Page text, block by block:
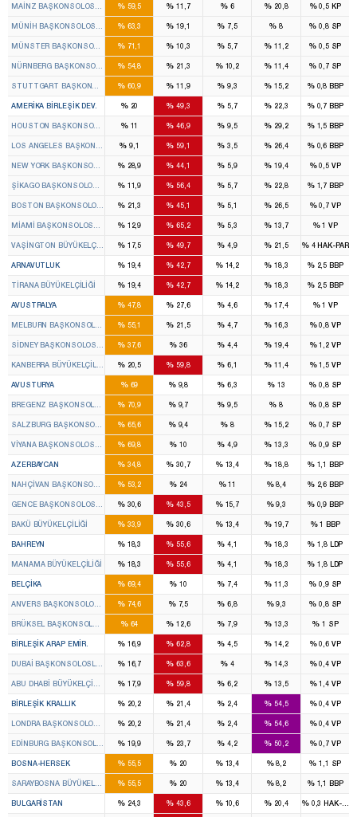
MAINZ BAŞKONSOLOSLUĞU %59,5 % 11,7 %6 % 20,8 %0,5 KP
MÜNIH BAŞKONSOLOSLUĞU %63,3 % 19,1 % 7,5 % 8 % 0,8 SP
MÜNSTER BAŞKONSOLOSLUĞU
%71,1 % 10,3 % 5,7 % 11,2 % 0,5 SP
NÜRNBERG BAŞKONSOLOSLUĞU
%54,8 % 21,3 %10,2 % 11,4 % 0,7 SP
STUTTGART BAŞKONSOLOSLUĞU
%60,9 % 11,9 % 9,3 % 15,2 %0,8 BBP
AMERIKA BIRLEŞIK DEV. %20 % 49,3 % 5,7 % 22,3 %0,7 BBP
HOUSTON BAŞKONSOLOSLUĞU
%11 % 46,9 % 9,5 % 29,2 %1,5 BBP
LOS ANGELES BAŞKONSOLOSLUĞU
% 9,1 % 59,1 % 3,5 % 26,4 %0,6 BBP
NEW YORK BAŞKONSOLOSLUĞU
%28,9 % 44,1 % 5,9 % 19,4 %0,5VP
ŞIKAGO BAŞKONSOLOSLUĞU%11,9 % 56,4 % 5,7 % 22,8 %1,7 BBP
BOSTON BAŞKONSOLOSLUĞU%21,3 % 45,1 % 5,1 % 26,5 %0,7VP
MIAMI BAŞKONSOLOSLUĞU %12,9 % 65,2 % 5,3 % 13,7 %1VP
VAŞINGTON BÜYÜKELÇILIĞI %17,5 % 49,7 % 4,9 % 21,5 %4 HAK-PAR
ARNAVUTLUK %19,4 % 42,7 %14,2 % 18,3 %2,5 BBP
TIRANA BÜYÜKELÇILIĞI %19,4 % 42,7 %14,2 % 18,3 %2,5 BBP
AVUSTRALYA %47,8 % 27,6 % 4,6 % 17,4 %1VP
MELBURN BAŞKONSOLOSLUĞU
%55,1 % 21,5 % 4,7 % 16,3 %0,8VP
SIDNEY BAŞKONSOLOSLUĞU %37,6 % 36 % 4,4 % 19,4 %1,2VP
KANBERRA BÜYÜKELÇILIĞI %20,5 % 59,8 % 6,1 % 11,4 %1,5VP
AVUSTURYA %69 %9,8 % 6,3 %13 % 0,8 SP
BREGENZ BAŞKONSOLOSLUĞU
%70,9 %9,7 % 9,5 % 8 % 0,8 SP
SALZBURG BAŞKONSOLOSLUĞU
%65,6 %9,4 %8 % 15,2 % 0,7 SP
VIYANA BAŞKONSOLOSLUĞU %69,8 % 10 % 4,9 % 13,3 % 0,9 SP
AZERBAYCAN %34,8 % 30,7 %13,4 % 18,8 %1,1 BBP
NAHÇIVAN BAŞKONSOLOSLUĞU
%53,2 % 24 %11 %8,4 %2,6 BBP
GENCE BAŞKONSOLOSLUĞU %30,6 % 43,5 %15,7 %9,3 %0,9 BBP
BAKÜ BÜYÜKELÇILIĞI %33,9 % 30,6 %13,4 % 19,7 %1 BBP
BAHREYN %18,3 % 55,6 % 4,1 % 18,3 % 1,8 LDP
MANAMA BÜYÜKELÇILIĞI %18,3 % 55,6 % 4,1 % 18,3 % 1,8 LDP
BELÇIKA %69,4 % 10 % 7,4 % 11,3 % 0,9 SP
ANVERS BAŞKONSOLOSLUĞU%74,6 %7,5 % 6,8 %9,3 % 0,8 SP
BRÜKSEL BAŞKONSOLOSLUĞU%64 % 12,6 % 7,9 % 13,3 %1 SP
BIRLEŞIK ARAP EMIR. %16,9 % 62,8 % 4,5 % 14,2 %0,6VP
DUBAI BAŞKONSOLOSLUĞU %16,7 % 63,6 %4 % 14,3 %0,4VP
ABU DHABI BÜYÜKELÇILIĞI %17,9 % 59,8 % 6,2 % 13,5 %1,4VP
BIRLEŞIK KRALLIK %20,2 % 21,4 % 2,4 % 54,5 %0,4VP
LONDRA BAŞKONSOLOSLUĞU%20,2 % 21,4 % 2,4 % 54,6 %0,4VP
EDINBURG BAŞKONSOLOSLUĞU
%19,9 % 23,7 % 4,2 % 50,2 %0,7VP
BOSNA-HERSEK %55,5 % 20 %13,4 %8,2 % 1,1 SP
SARAYBOSNA BÜYÜKELÇILIĞI %55,5 % 20 %13,4 %8,2 %1,1 BBP
BULGARISTAN %24,3 % 43,6 %10,6 % 20,4 %0,3 HAK-PAR